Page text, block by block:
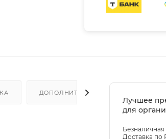
ДОПОЛНИТЕЛЬНО
Лучшее
для
Доставка по